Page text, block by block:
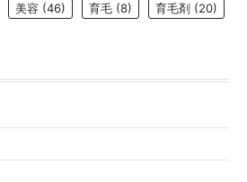
美容 (46) 育毛 (8) 育毛剤 (20)